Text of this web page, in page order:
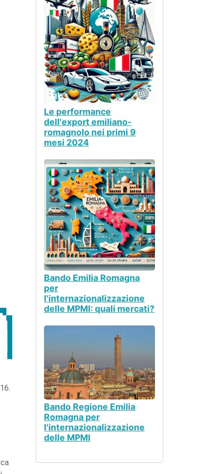
Le performance
dell'export emiliano-
romagnolo nei primi 9
mesi 2024
Bando Emilia Romagna
per
l'internazionalizzazione
delle MPMI: quali mercati?
Bando Regione Emilia
Romagna per
l'internazionalizzazione
delle MPMI